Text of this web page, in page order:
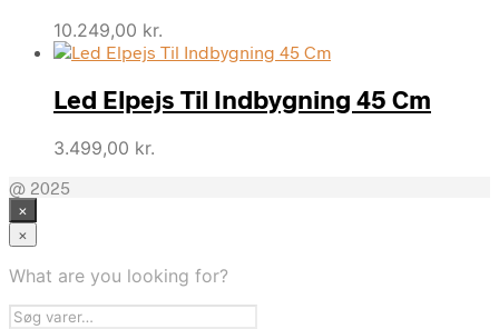
10.249,00 kr.
Led Elpejs Til Indbygning 45 Cm
3.499,00 kr.
@ 2025
×
×
What are you looking for?